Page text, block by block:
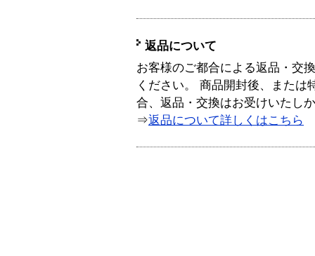
返品について
お客様のご都合による返品・交
ください。 商品開封後、または
合、返品・交換はお受けいたし
⇒返品について詳しくはこちら